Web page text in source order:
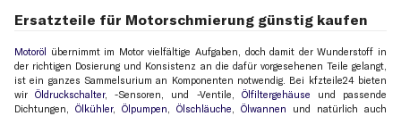
Ersatzteile für Motorschmierung günstig kaufen
Motoröl
übernimmt im Motor vielfältige Aufgaben, doch damit der Wunderstoff in
der richtigen Dosierung und Konsistenz an die dafür vorgesehenen Teile gelangt,
ist ein ganzes Sammelsurium an Komponenten notwendig. Bei kfzteile24 bieten
wirÖldruckschalter, -Sensoren, und -Ventile, Ölfiltergehäuse und passende
Dichtungen, Ölkühler, Ölpumpen, Ölschläuche, Ölwannen und natürlich auch